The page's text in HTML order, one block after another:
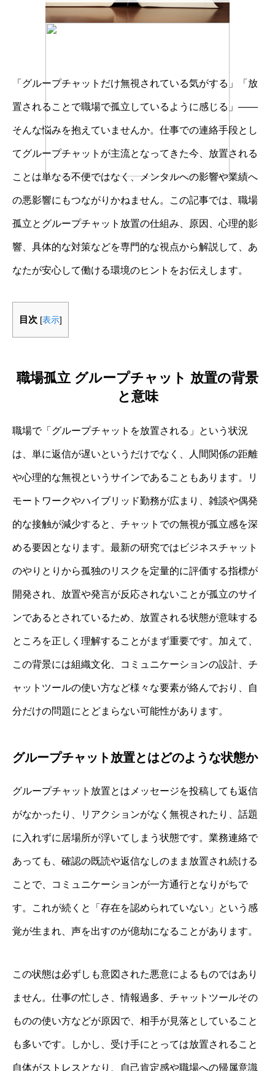
「グループチャットだけ無視されている気がする」「放
置されることで職場で孤立しているように感じる」――
そんな悩みを抱えていませんか。仕事での連絡手段とし
てグループチャットが主流となってきた今、放置される
ことは単なる不便ではなく、メンタルへの影響や業績へ
の悪影響にもつながりかねません。この記事では、職場
孤立とグループチャット放置の仕組み、原因、心理的影
響、具体的な対策などを専門的な視点から解説して、あ
なたが安心して働ける環境のヒントをお伝えします。
目次 [表示]
職場孤立 グループチャット 放置の背景
と意味
職場で「グループチャットを放置される」という状況
は、単に返信が遅いというだけでなく、人間関係の距離
や心理的な無視というサインであることもあります。リ
モートワークやハイブリッド勤務が広まり、雑談や偶発
的な接触が減少すると、チャットでの無視が孤立感を深
める要因となります。最新の研究ではビジネスチャット
のやりとりから孤独のリスクを定量的に評価する指標が
開発され、放置や発言が反応されないことが孤立のサイ
ンであるとされているため、放置される状態が意味する
ところを正しく理解することがまず重要です。加えて、
この背景には組織文化、コミュニケーションの設計、チ
ャットツールの使い方など様々な要素が絡んでおり、自
分だけの問題にとどまらない可能性があります。
グループチャット放置とはどのような状態か
グループチャット放置とはメッセージを投稿しても返信
がなかったり、リアクションがなく無視されたり、話題
に入れずに居場所が浮いてしまう状態です。業務連絡で
あっても、確認の既読や返信なしのまま放置され続ける
ことで、コミュニケーションが一方通行となりがちで
す。これが続くと「存在を認められていない」という感
覚が生まれ、声を出すのが億劫になることがあります。
この状態は必ずしも意図された悪意によるものではあり
ません。仕事の忙しさ、情報過多、チャットツールその
ものの使い方などが原因で、相手が見落としていること
も多いです。しかし、受け手にとっては放置されること
自体がストレスとなり、自己肯定感や職場への帰属意識